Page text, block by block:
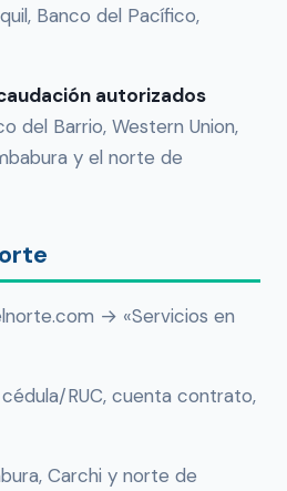
Banco del Pacífico,
autorizados
del Barrio, Western Union,
y el norte de
→ «Servicios en
cédula/RUC, cuenta contrato,
Carchi y norte de